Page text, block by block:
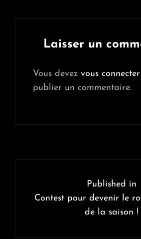
Laisser un
Vous devez vous connecter
publier un commentaire.
l’article
Published in
Contest pour devenir le
de la saison !